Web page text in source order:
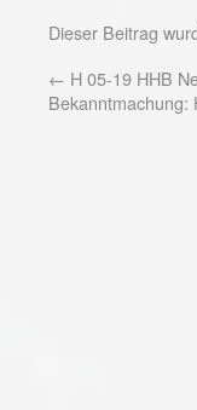
Dieser Beitrag
← H 05-19 HHB
Bekanntmachung: